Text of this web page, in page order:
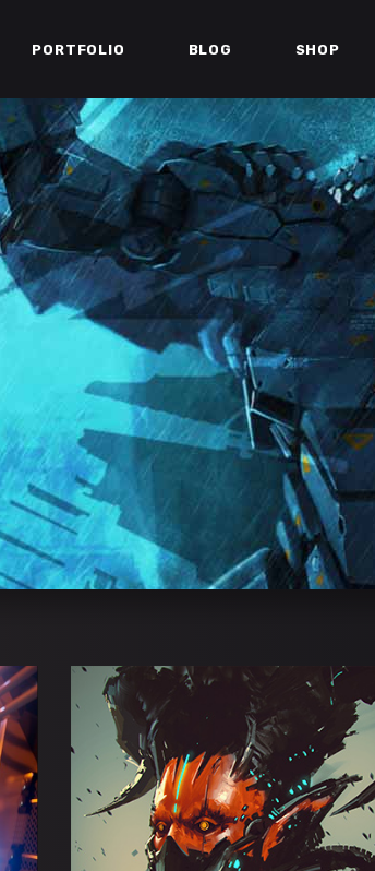
PORTFOLIO BLOG SHOP